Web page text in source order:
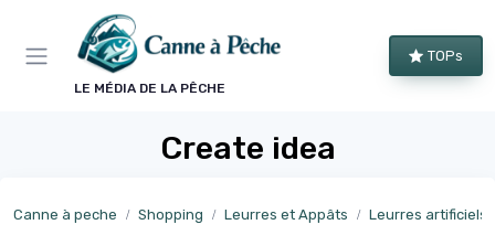
LE MÉDIA DE LA PÊCHE
TOPs
Create idea
Canne à peche Shopping Leurres et Appâts Leurres artificiels
Panneau de gestion des cookies